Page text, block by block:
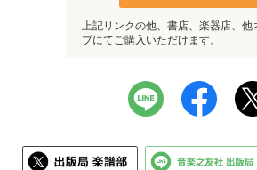
上記リンクの他、書店、楽器店、他
プにてご購入いただけます。